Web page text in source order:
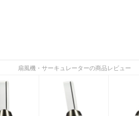
扇風機・サーキュレーターの商品レビュー